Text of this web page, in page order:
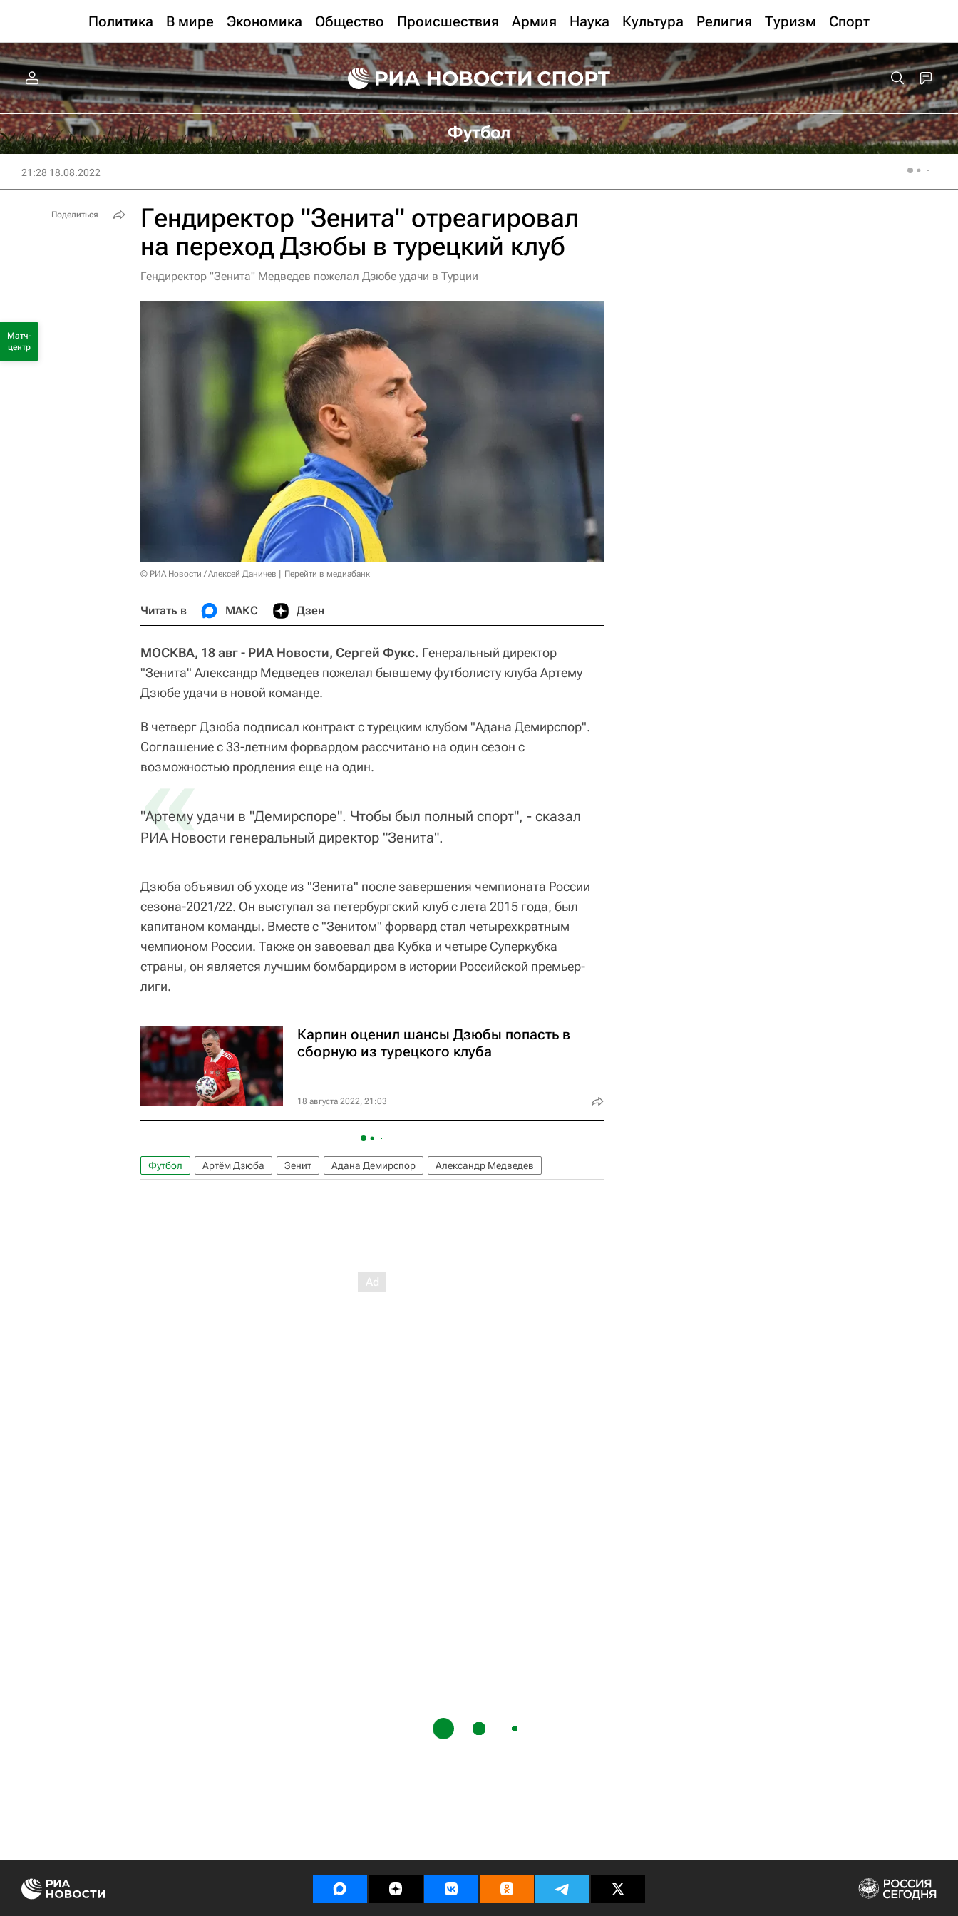
Политика В мире Экономика Общество Происшествия Армия Наука Культура Религия Туризм Спорт
Футбол
21:28 18.08.2022
Гендиректор "Зенита" отреагировал
на переход Дзюбы в турецкий клуб
Гендиректор "Зенита" Медведев пожелал Дзюбе удачи в Турции
© РИА Новости / Алексей Даничев Перейти в медиабанк
Читать в МАКС Дзен
МОСКВА, 18 авг - РИА Новости, Сергей Фукс. Генеральный директор
"Зенита" Александр Медведев пожелал бывшему футболисту клуба Артему
Дзюбе удачи в новой команде.
В четверг Дзюба подписал контракт с турецким клубом "Адана Демирспор".
Соглашение с 33-летним форвардом рассчитано на один сезон с
возможностью продления еще на один.
«
"Артему удачи в "Демирспоре". Чтобы был полный спорт", - сказал
РИА Новости генеральный директор "Зенита".
Дзюба объявил об уходе из "Зенита" после завершения чемпионата России
сезона-2021/22. Он выступал за петербургский клуб с лета 2015 года, был
капитаном команды. Вместе с "Зенитом" форвард стал четырехкратным
чемпионом России. Также он завоевал два Кубка и четыре Суперкубка
страны, он является лучшим бомбардиром в истории Российской премьер-
лиги.
Карпин оценил шансы Дзюбы попасть в
сборную из турецкого клуба
18 августа 2022, 21:03
Футбол Артём Дзюба Зенит Адана Демирспор Александр Медведев
Поделиться
Матч-
центр